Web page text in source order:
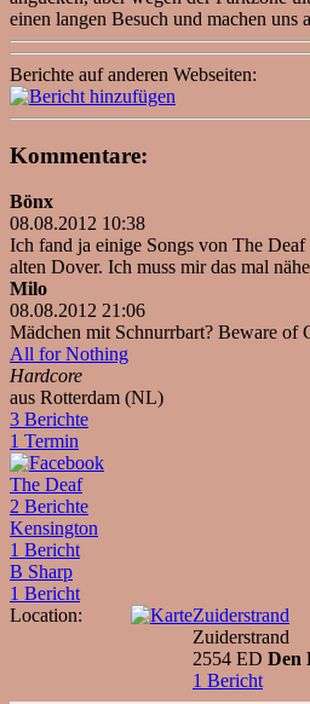
einen langen Besuch und machen uns
Berichte auf anderen Webseiten:
Kommentare:
Bönx
08.08.2012 10:38
Ich fand ja einige Songs von The
alten Dover. Ich muss mir das mal
Milo
08.08.2012 21:06
Mädchen mit Schnurrbart? Beware of
All for Nothing
Hardcore
aus Rotterdam (NL)
3 Berichte
1 Termin
The Deaf
2 Berichte
Kensington
1 Bericht
B Sharp
1 Bericht
Location:
Zuiderstrand
Zuiderstrand
2554 ED Den
1 Bericht